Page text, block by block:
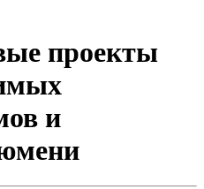
проекты
и